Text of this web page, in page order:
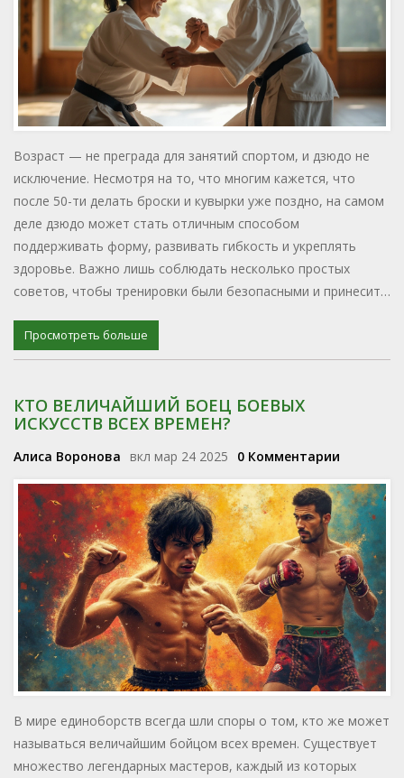
Возраст — не преграда для занятий спортом, и дзюдо не
исключение. Несмотря на то, что многим кажется, что
после 50-ти делать броски и кувырки уже поздно, на самом
деле дзюдо может стать отличным способом
поддерживать форму, развивать гибкость и укреплять
здоровье. Важно лишь соблюдать несколько простых
советов, чтобы тренировки были безопасными и принесите
тему!
Просмотреть больше
КТО ВЕЛИЧАЙШИЙ БОЕЦ ​​БОЕВЫХ
ИСКУССТВ ВСЕХ ВРЕМЕН?
Алиса Воронова вкл мар 24 2025 0 Комментарии
В мире единоборств всегда шли споры о том, кто же может
называться величайшим бойцом всех времен. Существует
множество легендарных мастеров, каждый из которых